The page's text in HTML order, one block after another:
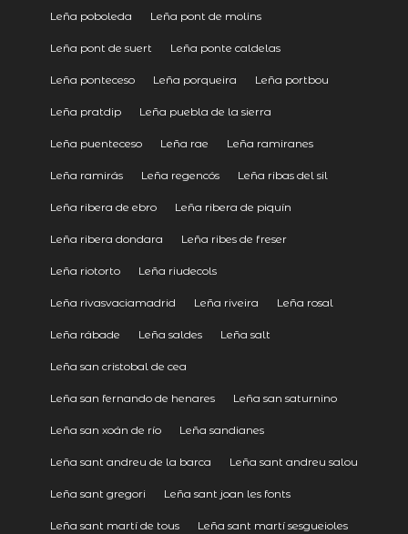
Leña poboleda Leña pont de molins
Leña pont de suert Leña ponte caldelas
Leña ponteceso Leña porqueira Leña portbou
Leña pratdip Leña puebla de la sierra
Leña puenteceso Leña rae Leña ramiranes
Leña ramirás Leña regencós Leña ribas del sil
Leña ribera de ebro Leña ribera de piquín
Leña ribera dondara Leña ribes de freser
Leña riotorto Leña riudecols
Leña rivasvaciamadrid Leña riveira Leña rosal
Leña rábade Leña saldes Leña salt
Leña san cristobal de cea
Leña san fernando de henares Leña san saturnino
Leña san xoán de río Leña sandianes
Leña sant andreu de la barca Leña sant andreu salou
Leña sant gregori Leña sant joan les fonts
Leña sant martí de tous Leña sant martí sesgueioles